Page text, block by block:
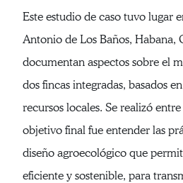
Este estudio de caso tuvo lugar
Antonio de Los Baños, Habana,
documentan aspectos sobre el
dos fincas integradas, basados
recursos locales. Se realizó
objetivo final fue entender las
diseño agroecológico que
eficiente y sostenible, para